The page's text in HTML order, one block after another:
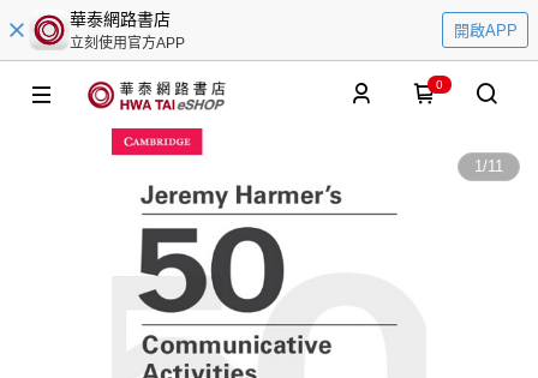
華泰網路書店
立刻使用官方APP
開啟APP
0
1/11